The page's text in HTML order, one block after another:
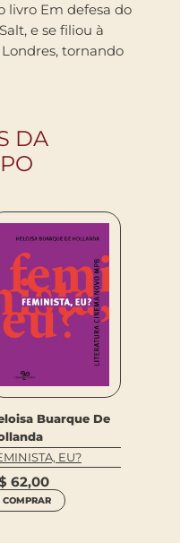
livro Em defesa do
e se filiou à
tornando
DA
Buarque De
EU?
62,00
COMPRAR